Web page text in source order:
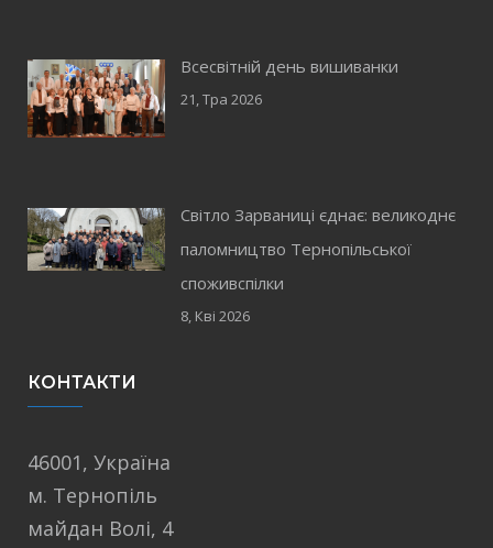
Всесвітній день вишиванки
21, Тра 2026
Світло Зарваниці єднає: великоднє
паломництво Тернопільської
споживспілки
8, Кві 2026
КОНТАКТИ
46001, Україна
м. Тернопіль
майдан Волі, 4